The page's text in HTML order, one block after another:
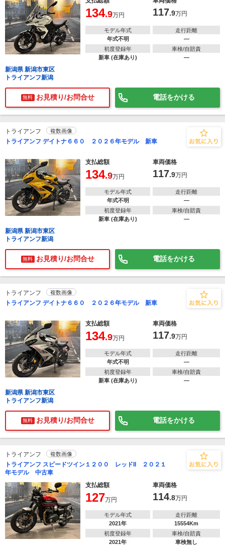
134.9万円 117.9万円
モデル年式
年式不明
走行距離
―
初度登録年
新車 (在庫あり)
車検/自賠責
―
新潟県 新潟市東区
トライアンフ新潟
無料 お見積り/お問合せ 電話をかける
トライアンフ 複数画像
トライアンフ デイトナ６６０ ２０２６年モデル 新車
支払総額 車両価格
134.9万円 117.9万円
モデル年式
年式不明
走行距離
―
初度登録年
新車 (在庫あり)
車検/自賠責
―
新潟県 新潟市東区
トライアンフ新潟
無料 お見積り/お問合せ 電話をかける
トライアンフ 複数画像
トライアンフ デイトナ６６０ ２０２６年モデル 新車
支払総額 車両価格
134.9万円 117.9万円
モデル年式
年式不明
走行距離
―
初度登録年
新車 (在庫あり)
車検/自賠責
―
新潟県 新潟市東区
トライアンフ新潟
無料 お見積り/お問合せ 電話をかける
トライアンフ 複数画像
トライアンフ スピードツイン１２００ レッドII ２０２１
年モデル 中古車
支払総額
車両価格
127万円 114.8万円
モデル年式
2021年
走行距離
15554Km
初度登録年
2021年
車検/自賠責
車検無し